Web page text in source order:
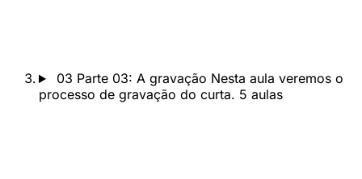
03 Parte 03: A gravação Nesta aula veremos o
processo de gravação do curta. 5 aulas